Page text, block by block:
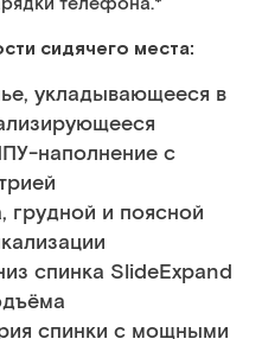
cидячего места:
укладывающееся в
наполнение с
и поясной
спинка SlideExpand
спинки с мощными